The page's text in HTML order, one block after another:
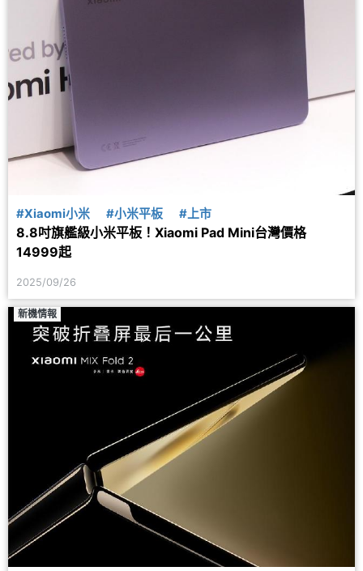
#Xiaomi小米 #小米平板 #上市
8.8吋旗艦級小米平板！Xiaomi Pad Mini台灣價格
14999起
2025/09/26
新機情報